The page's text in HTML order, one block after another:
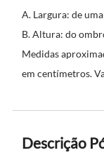
A. Largura: de
B. Altura: do
Medidas
em centímetros.
Descrição